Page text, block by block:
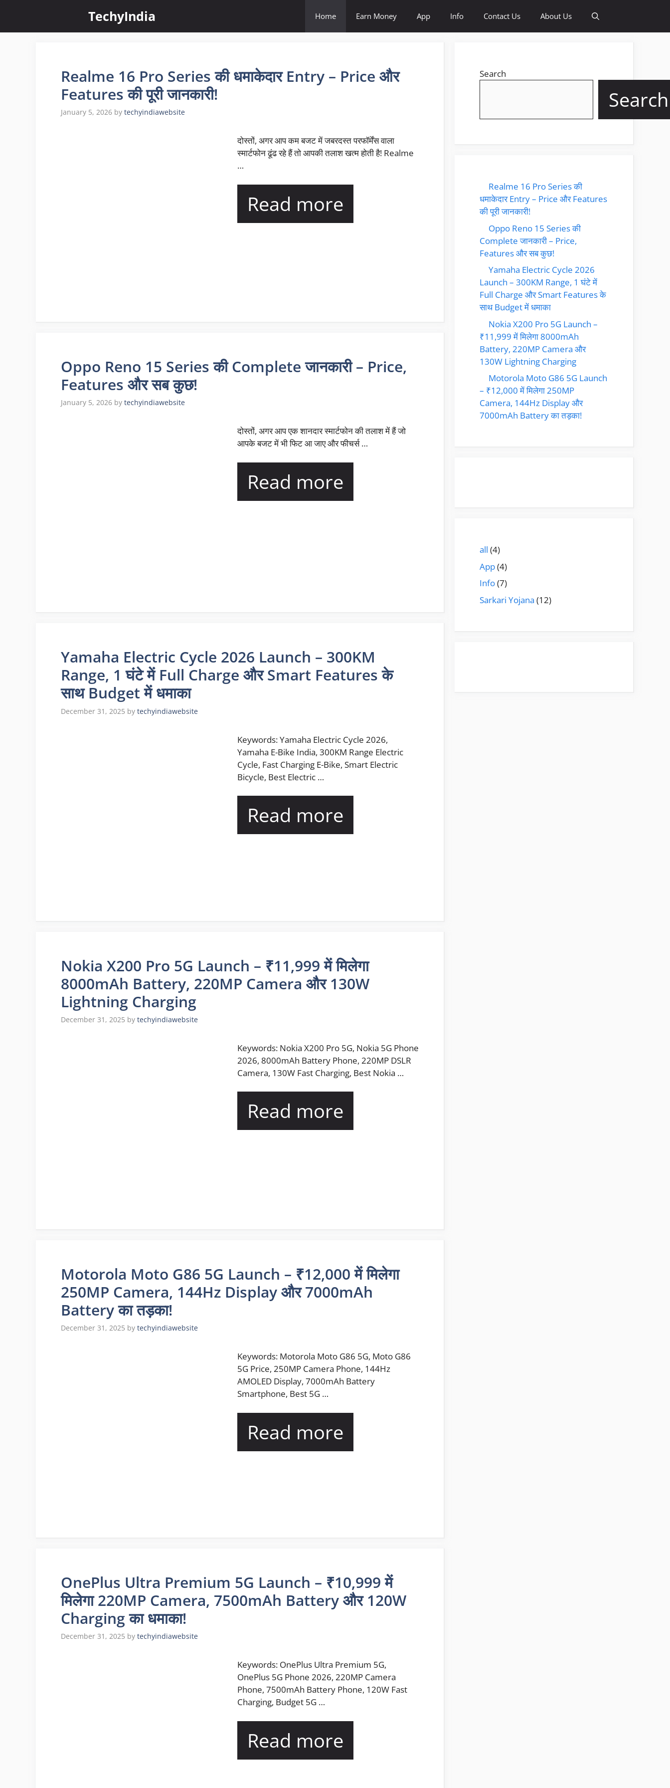
content
TechyIndia Home Earn Money App Info Contact Us About Us
Realme 16 Pro Series की धमाकेदार Entry – Price और
Features की पूरी जानकारी!
January 5, 2026 by techyindiawebsite
दोस्तों, अगर आप कम बजट में जबरदस्त परफॉर्मेंस वाला
स्मार्टफोन ढूंढ रहे हैं तो आपकी तलाश खत्म होती है! Realme
…
Read more
Oppo Reno 15 Series की Complete जानकारी – Price,
Features और सब कुछ!
January 5, 2026 by techyindiawebsite
दोस्तों, अगर आप एक शानदार स्मार्टफोन की तलाश में हैं जो
आपके बजट में भी फिट आ जाए और फीचर्स …
Read more
Yamaha Electric Cycle 2026 Launch – 300KM
Range, 1 घंटे में Full Charge और Smart Features के
साथ Budget में धमाका
December 31, 2025 by techyindiawebsite
Keywords: Yamaha Electric Cycle 2026,
Yamaha E-Bike India, 300KM Range Electric
Cycle, Fast Charging E-Bike, Smart Electric
Bicycle, Best Electric …
Read more
Nokia X200 Pro 5G Launch – ₹11,999 में मिलेगा
8000mAh Battery, 220MP Camera और 130W
Lightning Charging
December 31, 2025 by techyindiawebsite
Keywords: Nokia X200 Pro 5G, Nokia 5G Phone
2026, 8000mAh Battery Phone, 220MP DSLR
Camera, 130W Fast Charging, Best Nokia …
Read more
Motorola Moto G86 5G Launch – ₹12,000 में मिलेगा
250MP Camera, 144Hz Display और 7000mAh
Battery का तड़का!
December 31, 2025 by techyindiawebsite
Keywords: Motorola Moto G86 5G, Moto G86
5G Price, 250MP Camera Phone, 144Hz
AMOLED Display, 7000mAh Battery
Smartphone, Best 5G …
Read more
OnePlus Ultra Premium 5G Launch – ₹10,999 में
मिलेगा 220MP Camera, 7500mAh Battery और 120W
Charging का धमाका!
December 31, 2025 by techyindiawebsite
Keywords: OnePlus Ultra Premium 5G,
OnePlus 5G Phone 2026, 220MP Camera
Phone, 7500mAh Battery Phone, 120W Fast
Charging, Budget 5G …
Read more
Search
Search
Realme 16 Pro Series की
धमाकेदार Entry – Price और Features
की पूरी जानकारी!
Oppo Reno 15 Series की
Complete जानकारी – Price,
Features और सब कुछ!
Yamaha Electric Cycle 2026
Launch – 300KM Range, 1 घंटे में
Full Charge और Smart Features के
साथ Budget में धमाका
Nokia X200 Pro 5G Launch –
₹11,999 में मिलेगा 8000mAh
Battery, 220MP Camera और
130W Lightning Charging
Motorola Moto G86 5G Launch
– ₹12,000 में मिलेगा 250MP
Camera, 144Hz Display और
7000mAh Battery का तड़का!
all (4)
App(4)
Info(7)
Sarkari Yojana (12)